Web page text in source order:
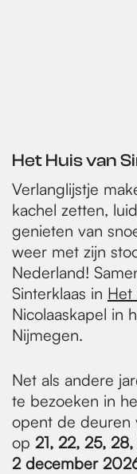
Het Huis van
Verlanglijstje
kachel zetten,
genieten van
weer met zijn
Nederland!
Sinterklaas in Het
Nicolaaskapel in
Nijmegen.
Net als andere
te bezoeken in
opent de deuren
op 21, 22, 25,
2 december